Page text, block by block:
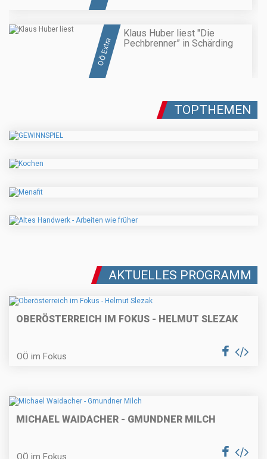
OÖ Extra
Klaus Huber liest "Die
Pechbrenner” in Schärding
TOPTHEMEN
AKTUELLES PROGRAMM
OBERÖSTERREICH IM FOKUS - HELMUT SLEZAK
OÖ im Fokus
MICHAEL WAIDACHER - GMUNDNER MILCH
OÖ im Fokus